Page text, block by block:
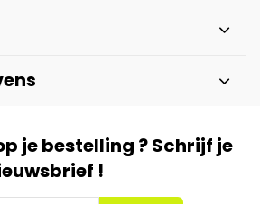
je bestelling ? Schrijf je
!